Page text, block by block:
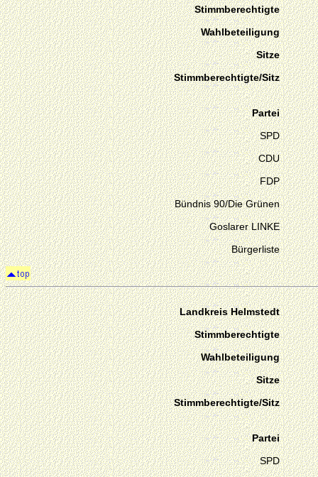
Stimmberechtigte
Wahlbeteiligung
Sitze
Stimmberechtigte/Sitz
Partei
SPD
CDU
FDP
Bündnis 90/Die Grünen
Goslarer LINKE
Bürgerliste
Landkreis Helmstedt
Stimmberechtigte
Wahlbeteiligung
Sitze
Stimmberechtigte/Sitz
Partei
SPD